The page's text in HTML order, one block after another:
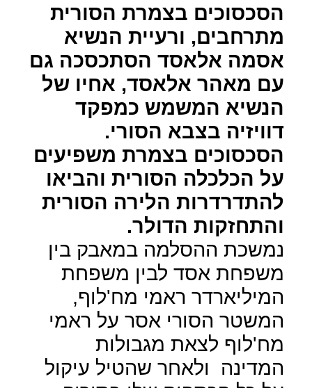
הסכסוכים בצמרת הסורית
מתרחבים, ורעיית הנשיא
אסמה אלאסד הסתכסכה גם
עם מאהר אלאסד, אחיו של
הנשיא המשמש כמפקד
דוויזיה בצבא הסורי.
הסכסוכים בצמרת משפיעים
על הכלכלה הסורית והביאו
להתדרדרות הלירה הסורית
והתחזקות הדולר.
נמשכת ההסלמה במאבק בין
משפחת אסד לבין משפחת
המיליארדר ראמי מח'לוף,
המשטר הסורי אסר על ראמי
מח'לוף לצאת מגבולות
המדינה
ולאחר שהטיל עיקול